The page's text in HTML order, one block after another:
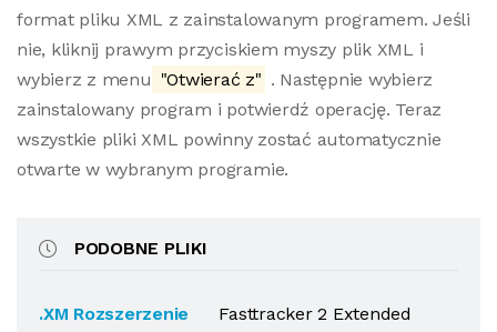
format pliku XML z zainstalowanym programem. Jeśli
nie, kliknij prawym przyciskiem myszy plik XML i
wybierz z menu "Otwierać z" . Następnie wybierz
zainstalowany program i potwierdź operację. Teraz
wszystkie pliki XML powinny zostać automatycznie
otwarte w wybranym programie.
PODOBNE PLIKI
.XM Rozszerzenie
Fasttracker 2 Extended